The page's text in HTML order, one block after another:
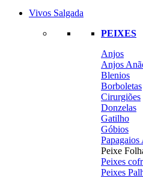
Vivos Salgada
PEIXES
Anjos
Anjos
Blenios
Borboletas
Cirurgiões
Donzelas
Gatilho
Góbios
Papagaios
Peixe
Peixes
Peixes